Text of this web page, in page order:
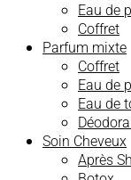
Eau de
Coffret
Parfum mixte
Coffret
Eau de
Eau de
Soin Cheveux
Après